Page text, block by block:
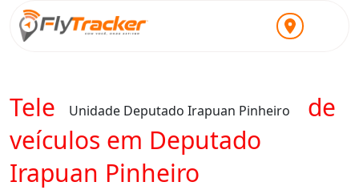
Unidade Deputado Irapuan Pinheiro
Telemetria para locadoras de
veículos em Deputado
Irapuan Pinheiro